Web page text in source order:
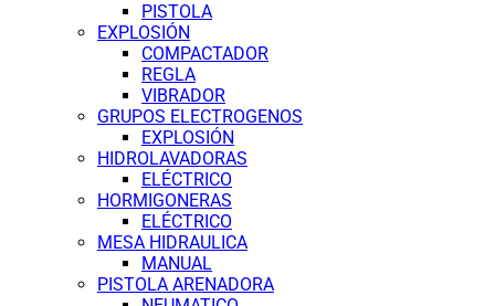
PISTOLA
EXPLOSIÓN
COMPACTADOR
REGLA
VIBRADOR
GRUPOS ELECTROGENOS
EXPLOSIÓN
HIDROLAVADORAS
ELÉCTRICO
HORMIGONERAS
ELÉCTRICO
MESA HIDRAULICA
MANUAL
PISTOLA ARENADORA